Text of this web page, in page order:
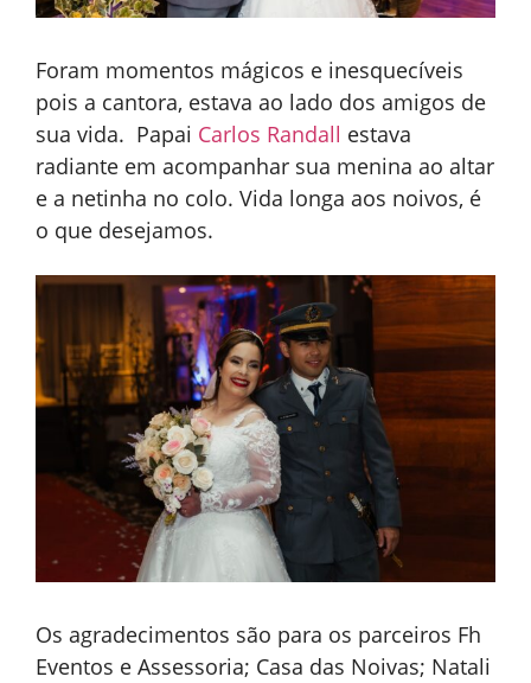
Foram momentos mágicos e inesquecíveis
pois a cantora, estava ao lado dos amigos de
sua vida. Papai Carlos Randall estava
radiante em acompanhar sua menina ao altar
e a netinha no colo. Vida longa aos noivos, é
o que desejamos.
Os agradecimentos são para os parceiros Fh
Eventos e Assessoria; Casa das Noivas; Natali